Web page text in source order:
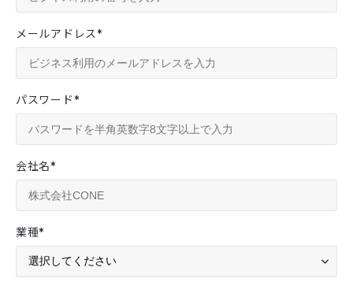
メールアドレス*
パスワード*
会社名*
業種*